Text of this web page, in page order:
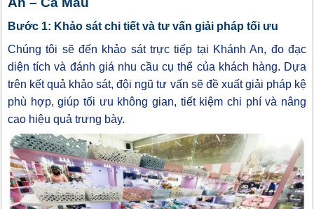
Bước 1: Khảo sát chi tiết và tư vấn giải pháp tối ưu
Chúng tôi sẽ đến khảo sát trực tiếp tại Khánh An, đo đạc
diện tích và đánh giá nhu cầu cụ thể của khách hàng. Dựa
trên kết quả khảo sát, đội ngũ tư vấn sẽ đề xuất giải pháp kệ
phù hợp, giúp tối ưu không gian, tiết kiệm chi phí và nâng
cao hiệu quả trưng bày.